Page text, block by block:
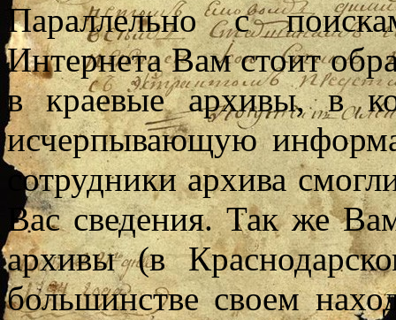
Параллельно с
Интернета Вам стоит
в краевые архивы, в
исчерпывающую
сотрудники архива
Вас сведения. Так же
архивы (в
большинстве своем